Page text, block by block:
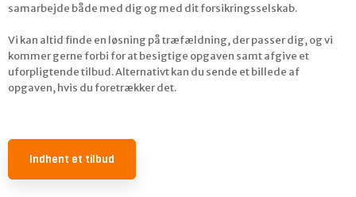
samarbejde både med dig og med dit forsikringsselskab.​
Vi kan altid finde en løsning på træfældning, der passer dig, og vi
kommer gerne forbi for at besigtige opgaven samt afgive et
uforpligtende tilbud. Alternativt kan du sende et billede af
opgaven, hvis du foretrækker det.
Indhent et tilbud